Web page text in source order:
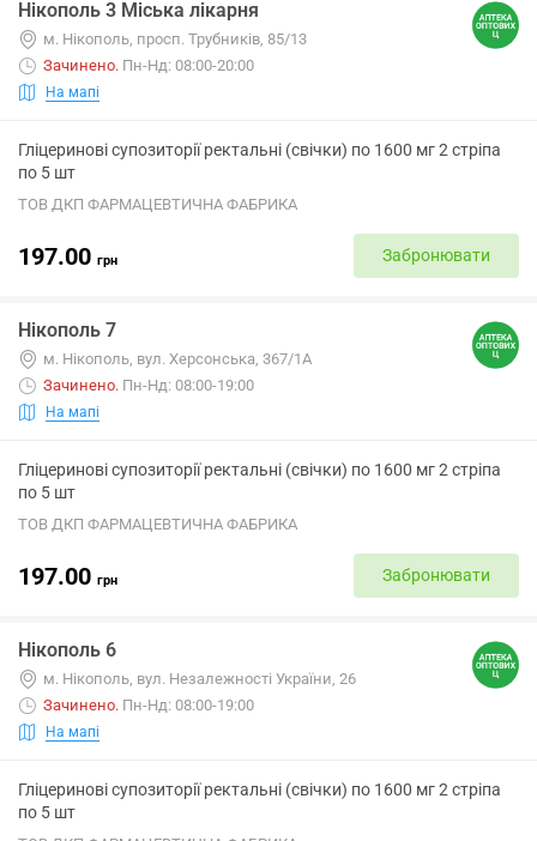
Нікополь 3 Міська лікарня
м. Нікополь, просп. Трубників, 85/13
Зачинено. Пн-Нд: 08:00-20:00
На мапі
Гліцеринові супозиторії ректальні (свічки) по 1600 мг 2 стріпа
по 5 шт
ТОВ ДКП ФАРМАЦЕВТИЧНА ФАБРИКА
197.00 грн Забронювати
Нікополь 7
м. Нікополь, вул. Херсонська, 367/1А
Зачинено. Пн-Нд: 08:00-19:00
На мапі
Гліцеринові супозиторії ректальні (свічки) по 1600 мг 2 стріпа
по 5 шт
ТОВ ДКП ФАРМАЦЕВТИЧНА ФАБРИКА
197.00 грн Забронювати
Нікополь 6
м. Нікополь, вул. Незалежності України, 26
Зачинено. Пн-Нд: 08:00-19:00
На мапі
Гліцеринові супозиторії ректальні (свічки) по 1600 мг 2 стріпа
по 5 шт